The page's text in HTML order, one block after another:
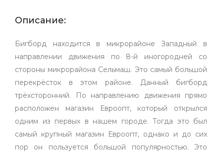
Описание:
Бигборд находится в микрорайоне Западный в
направлении движения по 8-й иногородней со
стороны микрорайона Сельмаш. Это самый большой
перекрёсток в этом районе. Данный бигборд
трёхсторонний. По направлению движения прямо
расположен магазин Евроопт, который открылся
одним из первых в нашем городе. Тогда это был
самый крупный магазин Евроопт, однако и до сих
пор он пользуется большой популярностью. Это